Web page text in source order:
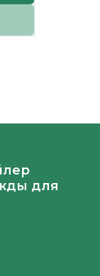
для